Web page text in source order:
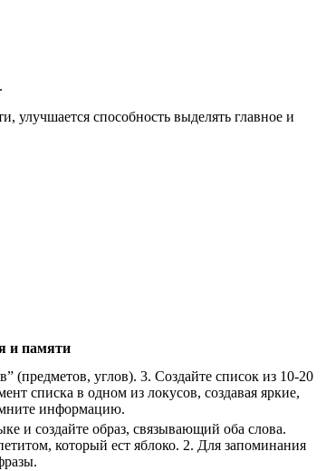
улучшается способность выделять главное и
и памяти
(предметов, углов). 3. Создайте список из 10-20
списка в одном из локусов, создавая яркие,
информацию.
и создайте образ, связывающий оба слова.
который ест яблоко. 2. Для запоминания